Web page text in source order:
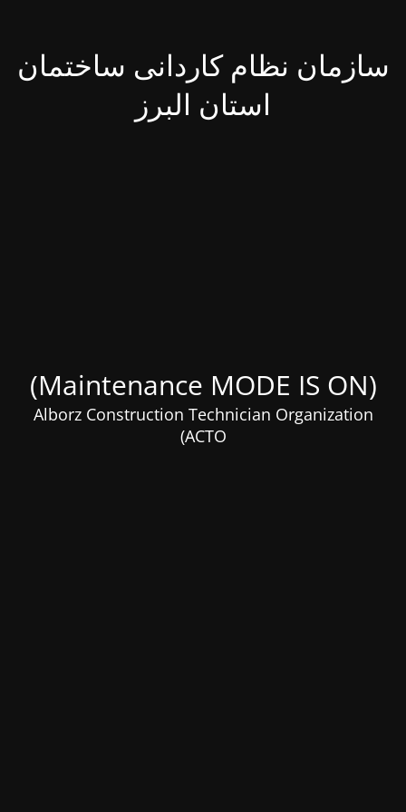
سازمان نظام کاردانی ساختمان
استان البرز
(Maintenance MODE IS ON)
Alborz Construction Technician Organization
(ACTO